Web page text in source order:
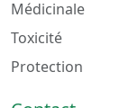
Médicinale
Toxicité
Protection